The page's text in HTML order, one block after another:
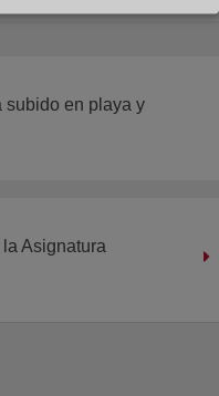
subido en playa y
Asignatura